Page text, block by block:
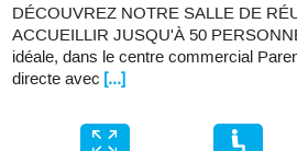
DÉCOUVREZ NOTRE SALLE DE
ACCUEILLIR JUSQU'À 50
idéale, dans le centre commercial
directe avec [...]